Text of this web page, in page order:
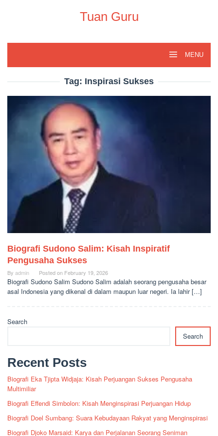
Tuan Guru
MENU
Tag: Inspirasi Sukses
Biografi Sudono Salim: Kisah Inspiratif
Pengusaha Sukses
By admin Posted on February 19, 2026
Biografi Sudono Salim Sudono Salim adalah seorang pengusaha besar
asal Indonesia yang dikenal di dalam maupun luar negeri. Ia lahir […]
Search
Search
Recent Posts
Biografi Eka Tjipta Widjaja: Kisah Perjuangan Sukses Pengusaha
Multimiliar
Biografi Effendi Simbolon: Kisah Menginspirasi Perjuangan Hidup
Biografi Doel Sumbang: Suara Kebudayaan Rakyat yang Menginspirasi
Biografi Djoko Marsaid: Karya dan Perjalanan Seorang Seniman